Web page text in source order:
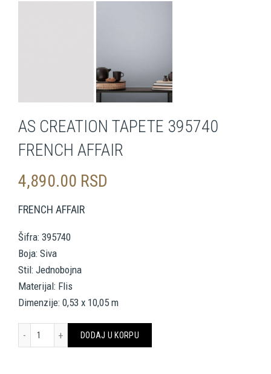
AS CREATION TAPETE 395740
FRENCH AFFAIR
4,890.00 RSD
FRENCH AFFAIR
Šifra: 395740
Boja: Siva
Stil: Jednobojna
Materijal: Flis
Dimenzije: 0,53 x 10,05 m
AS CREATION TAPETE 395740 FRENCH AFFAIR količina
DODAJ U KORPU